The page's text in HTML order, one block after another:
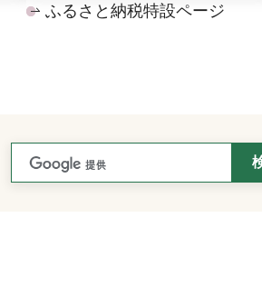
ふるさと納税特設ページ